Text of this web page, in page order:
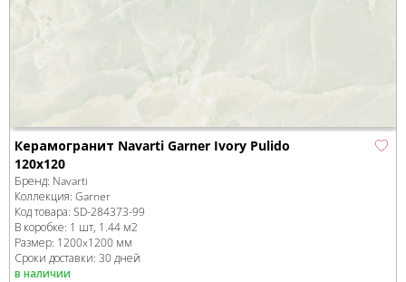
Керамогранит Navarti Garner Ivory Pulido
120x120
Бренд: Navarti
Коллекция: Garner
Код товара: SD-284373-99
В коробке: 1 шт, 1.44 м2
Размер: 1200x1200 мм
Сроки доставки: 30 дней
в наличии